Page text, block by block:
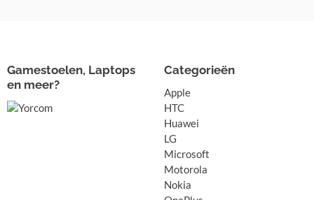
Categorieën
Apple
HTC
Huawei
LG
Microsoft
Motorola
Nokia
Gamestoelen, Laptops
en meer?